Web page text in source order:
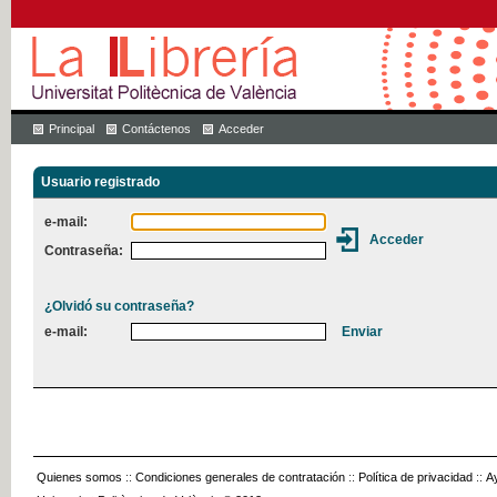
Principal Contáctenos Acceder
Usuario registrado
e-mail:
Contraseña:
¿Olvidó su contraseña?
e-mail:
Quienes somos :: Condiciones generales de contratación :: Política de privacidad ::